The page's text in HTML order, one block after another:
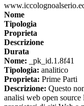
Nome
Tipologia
Proprieta
Descrizione
Durata
Nome: _pk_id.1.8f41
Tipologia: analitico
Proprieta: Prime Parti
Descrizione: Questo
analisi web open